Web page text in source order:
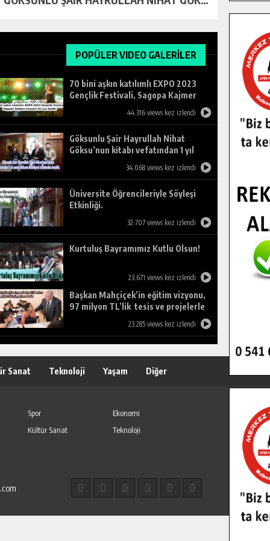
POPÜLER VIDEO GALERİLER
70 bini aşkın katılımlı EXPO 2023
Gençlik Festivali, Sagopa Kajmer
44.316 views kez izlendi
Göksunlu Şair Hayrullah Nihat
Göksu’nun kitabı vefatından 1 yıl
sonra Göksun Belediyesi tarafından
34.068 views kez izlendi
Üniversite Öğrencileriyle Söyleşi
Etkinliği.
32.707 views kez izlendi
Kurtuluş Bayramımız Kutlu Olsun!
23.671 views kez izlendi
Başkan Mahçiçek’in eğitim vizyonu,
97 milyon TL’lik tesis ve projelerle
23.285 views kez izlendi
Sanat Teknoloji Yaşam Diğer
Spor
Ekonomi
Kültür Sanat
Teknoloji